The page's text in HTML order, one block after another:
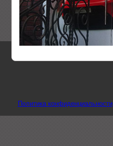
Политика конфиденциальности